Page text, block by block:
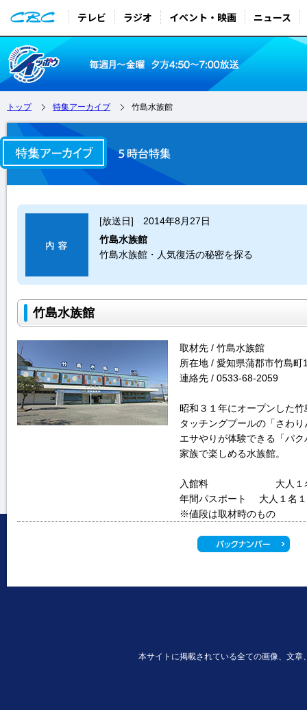
テレビ ラジオ イベント・映画 ニュース
トップ 特集アーカイブ 竹島水族館
[放送日] 2014年8月27日
竹島水族館
竹島水族館・人気復活の秘密を探る
竹島水族館
取材先 / 竹島水族館
所在地 / 愛知県蒲郡市竹島町
連絡先 / 0533-68-2059
昭和３１年にオープンした
タッチングプールの「さわ
エサやりが体験できる「パ
家族で楽しめる水族館。
入館料 大人１名５
年間パスポート 大人１名１
※値段は取材時のもの
本サイトに掲載されている全ての画像、文